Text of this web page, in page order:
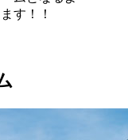
す！！